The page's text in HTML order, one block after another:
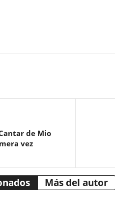
de Mio
vez
Más del autor